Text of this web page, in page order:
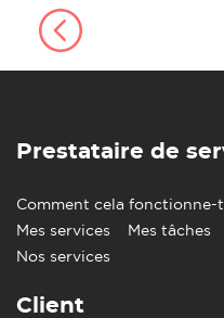
Prestataire de
Comment cela fonctionne-
Mes services
Mes tâches
Nos services
Client